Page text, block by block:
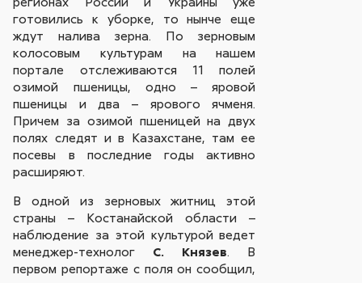
готовились к уборке, то нынче еще
ждут налива зерна. По зерновым
колосовым культурам на нашем
портале отслеживаются 11 полей
озимой пшеницы, одно – яровой
пшеницы и два – ярового ячменя.
Причем за озимой пшеницей на двух
полях следят и в Казахстане, там ее
посевы в последние годы активно
расширяют.
В одной из зерновых житниц этой
страны – Костанайской области –
наблюдение за этой культурой ведет
менеджер-технолог С. Князев. В
первом репортаже с поля он сообщил,